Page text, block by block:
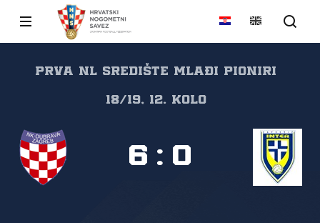
Prva NL Središte mlađi pioniri
18/19, 12. kolo
6 : 0